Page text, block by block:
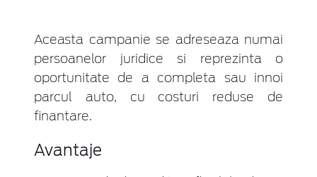
Aceasta campanie se adreseaza numai
persoanelor juridice si reprezinta o
oportunitate de a completa sau innoi
parcul auto, cu costuri reduse de
finantare.
Avantaje